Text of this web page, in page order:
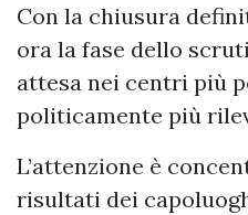
Con la chiusura
ora la fase dello
attesa nei centri più
politicamente più
L’attenzione è
risultati dei